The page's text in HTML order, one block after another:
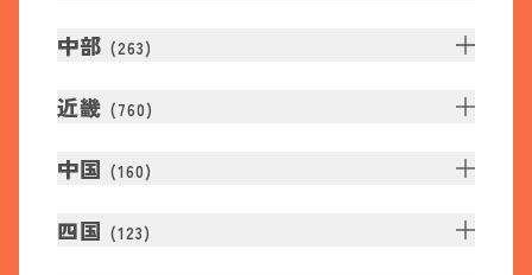
中部 (263)
近畿 (760)
中国 (160)
四国 (123)